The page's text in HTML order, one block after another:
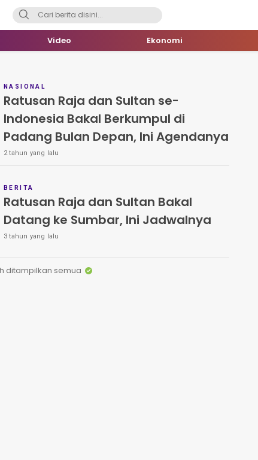
Video Ekonomi
NASIONAL
Ratusan Raja dan Sultan se-
Indonesia Bakal Berkumpul di
Padang Bulan Depan, Ini Agendanya
2 tahun yang lalu
BERITA
Ratusan Raja dan Sultan Bakal
Datang ke Sumbar, Ini Jadwalnya
3 tahun yang lalu
ditampilkan semua